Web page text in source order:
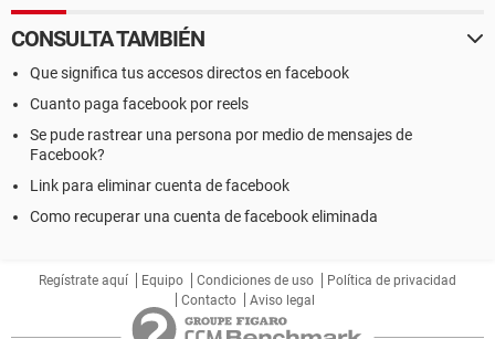
CONSULTA TAMBIÉN
Que significa tus accesos directos en facebook
Cuanto paga facebook por reels
Se pude rastrear una persona por medio de mensajes de
Facebook?
Link para eliminar cuenta de facebook
Como recuperar una cuenta de facebook eliminada
Regístrate aquí Equipo Condiciones de uso
Política de privacidad
Contacto
Aviso legal